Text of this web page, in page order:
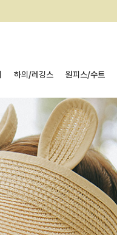
하의/레깅스 원피스/수트